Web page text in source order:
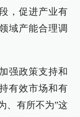
，促进产业有
域产能合理调
强政策支持和
有效市场和有
、有所不为”这